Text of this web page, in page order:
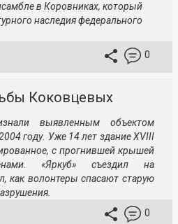
в Коровниках, который
наследия федерального
0
Коковцевых
выявленным объектом
году. Уже 14 лет здание XVIII
с прогнившей крышей
«Яркуб» съездил на
как волонтеры спасают старую
0